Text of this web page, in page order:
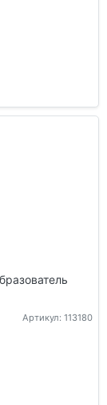
Артикул: 113180